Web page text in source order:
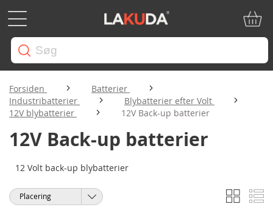
Forsiden
Batterier
Industribatterier
Blybatterier efter Volt
12V blybatterier
12V Back-up batterier
12V Back-up batterier
12 Volt back-up blybatterier
Vis
som
Gitter
Sorter